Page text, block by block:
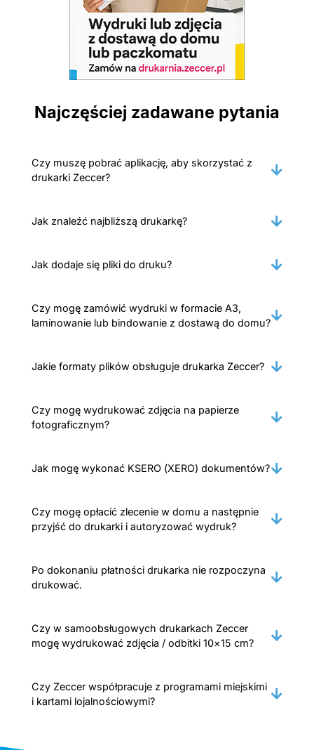
Najczęściej zadawane pytania
Czy muszę pobrać aplikację, aby skorzystać z
drukarki Zeccer?
Jak znaleźć najbliższą drukarkę?
Jak dodaje się pliki do druku?
Czy mogę zamówić wydruki w formacie A3,
laminowanie lub bindowanie z dostawą do domu?
Jakie formaty plików obsługuje drukarka Zeccer?
Czy mogę wydrukować zdjęcia na papierze
fotograficznym?
Jak mogę wykonać KSERO (XERO) dokumentów?
Czy mogę opłacić zlecenie w domu a następnie
przyjść do drukarki i autoryzować wydruk?
Po dokonaniu płatności drukarka nie rozpoczyna
drukować.
Czy w samoobsługowych drukarkach Zeccer
mogę wydrukować zdjęcia / odbitki 10×15 cm?
Czy Zeccer współpracuje z programami miejskimi
i kartami lojalnościowymi?